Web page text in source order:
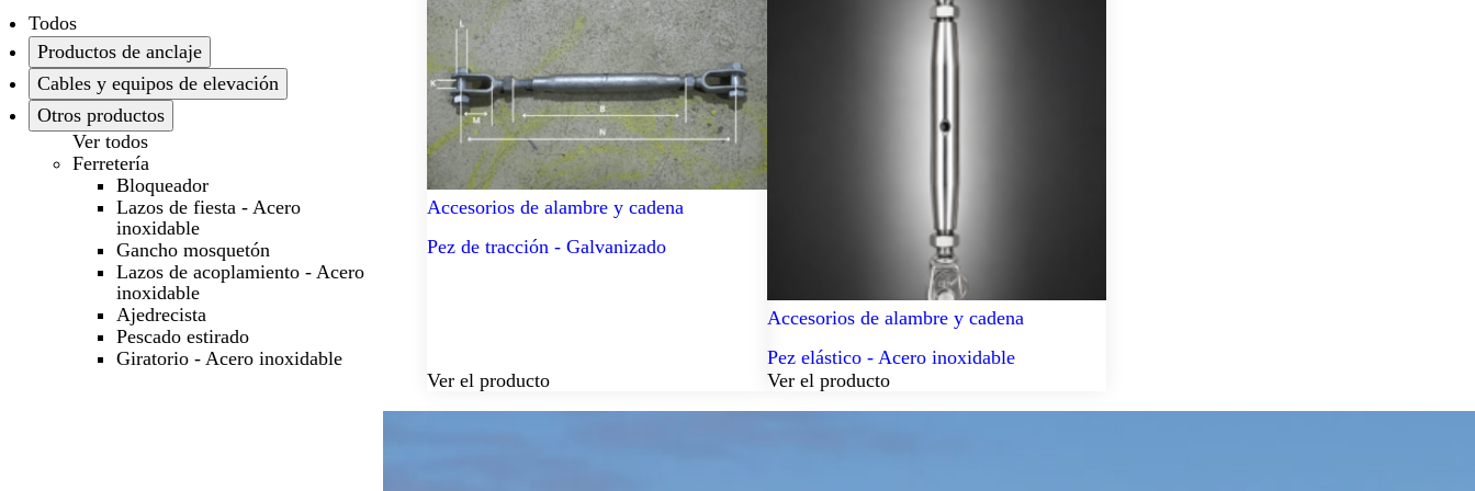
Todos
Productos de anclaje
Cables y equipos de elevación
Otros productos
Ver todos
Ferretería
Bloqueador
Lazos de fiesta - Acero
inoxidable
Gancho mosquetón
Lazos de acoplamiento - Acero
inoxidable
Ajedrecista
Pescado estirado
Giratorio - Acero inoxidable
Accesorios de alambre y cadena
Pez de tracción - Galvanizado
Ver el producto
Accesorios de alambre y cadena
Pez elástico - Acero inoxidable
Ver el producto